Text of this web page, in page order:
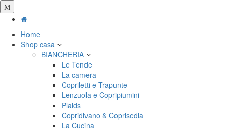
Salta
al
principaleHome
Shop casa
BIANCHERIA
Le Tende
La camera
Copriletti e Trapunte
Lenzuola e Copripiumini
Plaids
Copridivano & Coprisedia
La Cucina